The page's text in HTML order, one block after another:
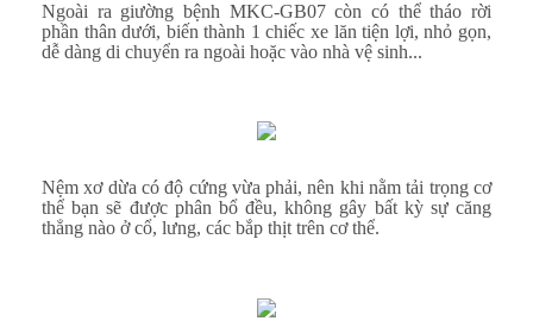
Ngoài ra giường bệnh MKC-GB07 còn có thể tháo rời
phần thân dưới, biến thành 1 chiếc xe lăn tiện lợi, nhỏ gọn,
dễ dàng di chuyển ra ngoài hoặc vào nhà vệ sinh...
Nệm xơ dừa có độ cứng vừa phải, nên khi nằm tải trọng cơ
thể bạn sẽ được phân bổ đều, không gây bất kỳ sự căng
thẳng nào ở cổ, lưng, các bắp thịt trên cơ thể.